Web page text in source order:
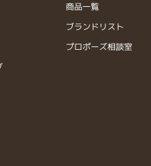
商品一覧
ブランドリスト
プロポーズ相談室